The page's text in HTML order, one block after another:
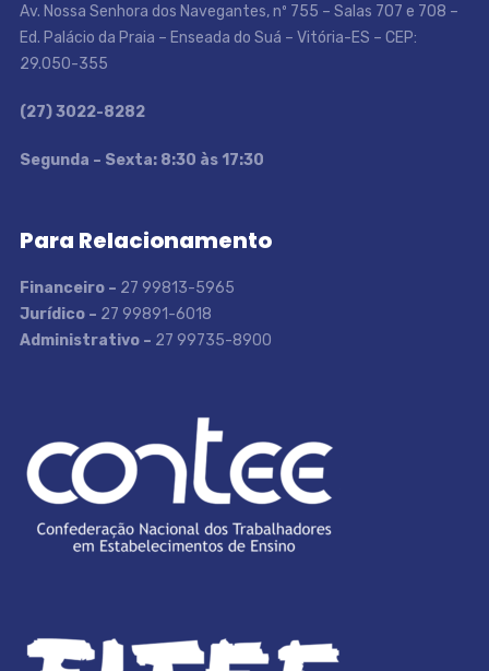
Av. Nossa Senhora dos Navegantes, nº 755 – Salas 707 e 708 –
Ed. Palácio da Praia – Enseada do Suá – Vitória-ES – CEP:
29.050-355
(27) 3022-8282
Segunda – Sexta: 8:30 às 17:30
Para Relacionamento
Financeiro – 27 99813-5965
Jurídico – 27 99891-6018
Administrativo – 27 99735-8900